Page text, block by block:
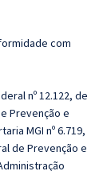
com
nº 12.122, de
Prevenção e
MGI nº 6.719,
de Prevenção e